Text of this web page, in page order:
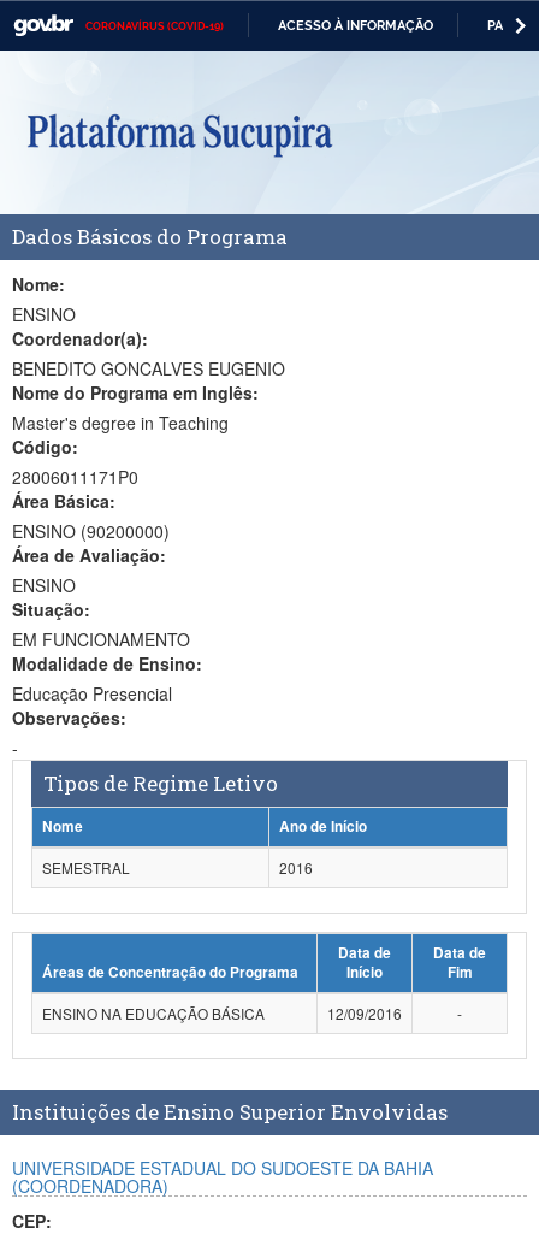
CORONAVÍRUS (COVID-19) ACESSO À INFORMAÇÃO
Casa Civil
Ministério da Defesa
Ministério da Economia
Ministério da Infraestrutura
Ministério da Educação
Ministério da Cidadania
Ministério da Saúde
Ministério da Ciência, Tecnologia, Inovações e Comunicações
Ministério do Meio Ambiente
Ministério do Turismo
Ministério do Desenvolvimento Regional
Controladoria-Geral da União
Ministério da Mulher, da Família e dos Direitos Humanos
Dados Básicos do Programa
Nome:
ENSINO
Coordenador(a):
BENEDITO GONCALVES EUGENIO
Nome do Programa em Inglês:
Master's degree in Teaching
Código:
28006011171P0
Área Básica:
ENSINO (90200000)
Área de Avaliação:
ENSINO
Situação:
EM FUNCIONAMENTO
Modalidade de Ensino:
Educação Presencial
Observações:
-
Tipos de Regime Letivo
Nome
Ano de Início
SEMESTRAL
2016
Áreas de Concentração do Programa
Data de
Início
Data de
Fim
ENSINO NA EDUCAÇÃO BÁSICA
12/09/2016 -
Instituições de Ensino Superior Envolvidas
UNIVERSIDADE ESTADUAL DO SUDOESTE DA BAHIA
(COORDENADORA)
CEP: